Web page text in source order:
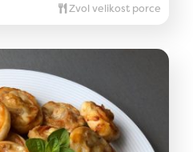
Zvol velikost porce